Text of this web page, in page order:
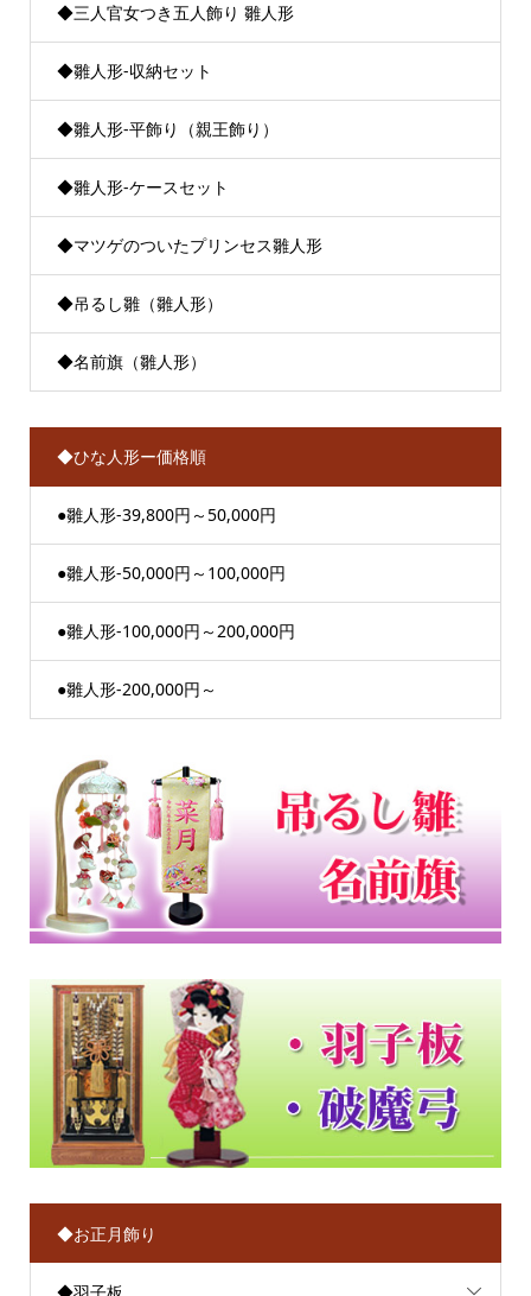
◆三人官女つき五人飾り 雛人形
◆雛人形-収納セット
◆雛人形-平飾り（親王飾り）
◆雛人形-ケースセット
◆マツゲのついたプリンセス雛人形
◆吊るし雛（雛人形）
◆名前旗（雛人形）
◆ひな人形ー価格順
●雛人形-39,800円～50,000円
●雛人形-50,000円～100,000円
●雛人形-100,000円～200,000円
●雛人形-200,000円～
◆お正月飾り
◆羽子板